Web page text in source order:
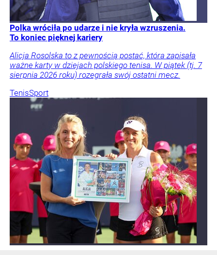
Polka wróciła po udarze i nie kryła wzruszenia.
To koniec pięknej kariery
Alicja Rosolska to z pewnością postać, która zapisała
ważne karty w dziejach polskiego tenisa. W piątek (tj. 7
sierpnia 2026 roku) rozegrała swój ostatni mecz.
TenisSport